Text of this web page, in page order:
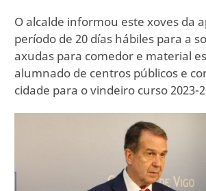
O alcalde informou este xoves da
período de 20 días hábiles para a
axudas para comedor e material
alumnado de centros públicos e
cidade para o vindeiro curso 2023-